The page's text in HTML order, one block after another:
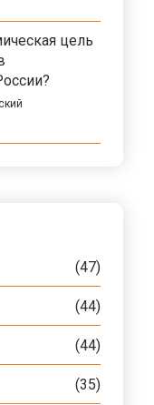
цель
(47)
(44)
(44)
(35)